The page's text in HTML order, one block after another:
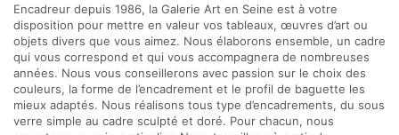
Encadreur depuis 1986, la Galerie Art en Seine est à votre
disposition pour mettre en valeur vos tableaux, œuvres d’art ou
objets divers que vous aimez. Nous élaborons ensemble, un cadre
qui vous correspond et qui vous accompagnera de nombreuses
années. Nous vous conseillerons avec passion sur le choix des
couleurs, la forme de l’encadrement et le profil de baguette les
mieux adaptés. Nous réalisons tous type d’encadrements, du sous
verre simple au cadre sculpté et doré. Pour chacun, nous